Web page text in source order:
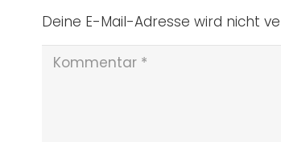
Deine E-Mail-Adresse wird nicht